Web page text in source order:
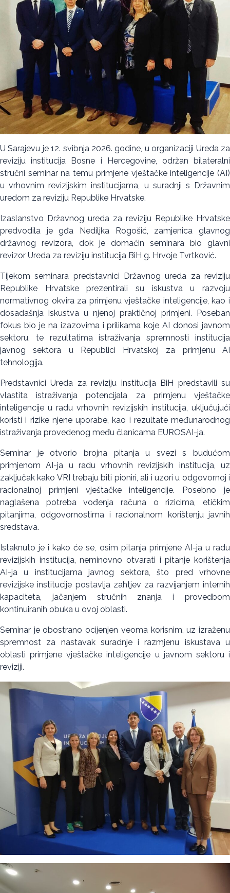
U Sarajevu je 12. svibnja 2026. godine, u organizaciji Ureda za
reviziju institucija Bosne i Hercegovine, održan bilateralni
stručni seminar na temu primjene vještačke inteligencije (AI)
u vrhovnim revizijskim institucijama, u suradnji s Državnim
uredom za reviziju Republike Hrvatske.
Izaslanstvo Državnog ureda za reviziju Republike Hrvatske
predvodila je gđa Nediljka Rogošić, zamjenica glavnog
državnog revizora, dok je domaćin seminara bio glavni
revizor Ureda za reviziju institucija BiH g. Hrvoje Tvrtković.
Tijekom seminara predstavnici Državnog ureda za reviziju
Republike Hrvatske prezentirali su iskustva u razvoju
normativnog okvira za primjenu vještačke inteligencije, kao i
dosadašnja iskustva u njenoj praktičnoj primjeni. Poseban
fokus bio je na izazovima i prilikama koje AI donosi javnom
sektoru, te rezultatima istraživanja spremnosti institucija
javnog sektora u Republici Hrvatskoj za primjenu AI
tehnologija.
Predstavnici Ureda za reviziju institucija BiH predstavili su
vlastita istraživanja potencijala za primjenu vještačke
inteligencije u radu vrhovnih revizijskih institucija, uključujući
koristi i rizike njene uporabe, kao i rezultate međunarodnog
istraživanja provedenog među članicama EUROSAI-ja.
Seminar je otvorio brojna pitanja u svezi s budućom
primjenom AI-ja u radu vrhovnih revizijskih institucija, uz
zaključak kako VRI trebaju biti pioniri, ali i uzori u odgovornoj i
racionalnoj primjeni vještačke inteligencije. Posebno je
naglašena potreba vođenja računa o rizicima, etičkim
pitanjima, odgovornostima i racionalnom korištenju javnih
sredstava.
Istaknuto je i kako će se, osim pitanja primjene AI-ja u radu
revizijskih institucija, neminovno otvarati i pitanje korištenja
AI-ja u institucijama javnog sektora, što pred vrhovne
revizijske institucije postavlja zahtjev za razvijanjem internih
kapaciteta, jačanjem stručnih znanja i provedbom
kontinuiranih obuka u ovoj oblasti.
Seminar je obostrano ocijenjen veoma korisnim, uz izraženu
spremnost za nastavak suradnje i razmjenu iskustava u
oblasti primjene vještačke inteligencije u javnom sektoru i
reviziji.